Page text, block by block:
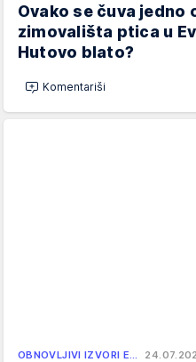
Ovako se čuva jedno
zimovališta ptica u
Hutovo blato?
Komentariši
OBNOVLJIVI IZVORI E…